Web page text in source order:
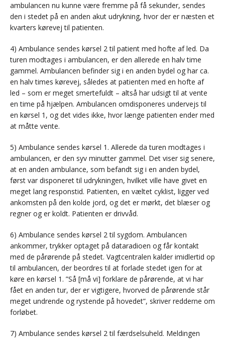
ambulancen nu kunne være fremme på få sekunder, sendes
den i stedet på en anden akut udrykning, hvor der er næsten et
kvarters kørevej til patienten.
4) Ambulance sendes kørsel 2 til patient med hofte af led. Da
turen modtages i ambulancen, er den allerede en halv time
gammel. Ambulancen befinder sig i en anden bydel og har ca.
en halv times kørevej, således at patienten med en hofte af
led – som er meget smertefuldt – altså har udsigt til at vente
en time på hjælpen. Ambulancen omdisponeres undervejs til
en kørsel 1, og det vides ikke, hvor længe patienten ender med
at måtte vente.
5) Ambulance sendes kørsel 1. Allerede da turen modtages i
ambulancen, er den syv minutter gammel. Det viser sig senere,
at en anden ambulance, som befandt sig i en anden bydel,
først var disponeret til udrykningen, hvilket ville have givet en
meget lang responstid. Patienten, en væltet cyklist, ligger ved
ankomsten på den kolde jord, og det er mørkt, det blæser og
regner og er koldt. Patienten er drivvåd.
6) Ambulance sendes kørsel 2 til sygdom. Ambulancen
ankommer, trykker optaget på dataradioen og får kontakt
med de pårørende på stedet. Vagtcentralen kalder imidlertid op
til ambulancen, der beordres til at forlade stedet igen for at
køre en kørsel 1. ”Så [må vi] forklare de pårørende, at vi har
fået en anden tur, der er vigtigere, hvorved de pårørende står
meget undrende og rystende på hovedet”, skriver redderne om
forløbet.
7) Ambulance sendes kørsel 2 til færdselsuheld. Meldingen